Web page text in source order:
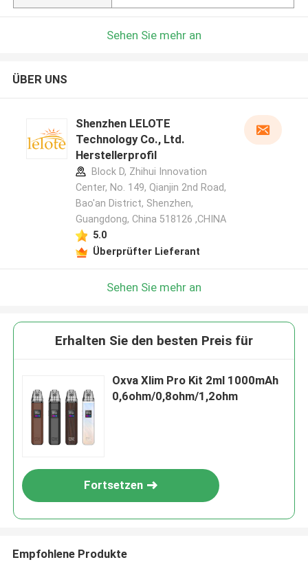
Sehen Sie mehr an
ÜBER UNS
Shenzhen LELOTE
Technology Co., Ltd.
Herstellerprofil
Block D, Zhihui Innovation
Center, No. 149, Qianjin 2nd Road,
Bao'an District, Shenzhen,
Guangdong, China 518126 ,CHINA
5.0
Überprüfter Lieferant
Sehen Sie mehr an
Erhalten Sie den besten Preis für
Oxva Xlim Pro Kit 2ml 1000mAh
0,6ohm/0,8ohm/1,2ohm
Fortsetzen
Empfohlene Produkte